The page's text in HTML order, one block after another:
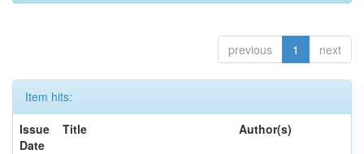
previous 1 next
Item hits:
Issue
Date
Title Author(s)